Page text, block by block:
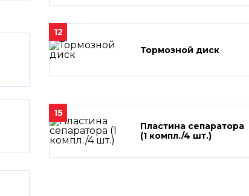
12
Тормозной диск
15
Пластина сепаратора
(1 компл./4 шт.)